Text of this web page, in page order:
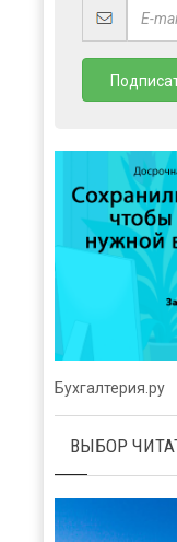
Бухгалтерия.ру
ВЫБОР